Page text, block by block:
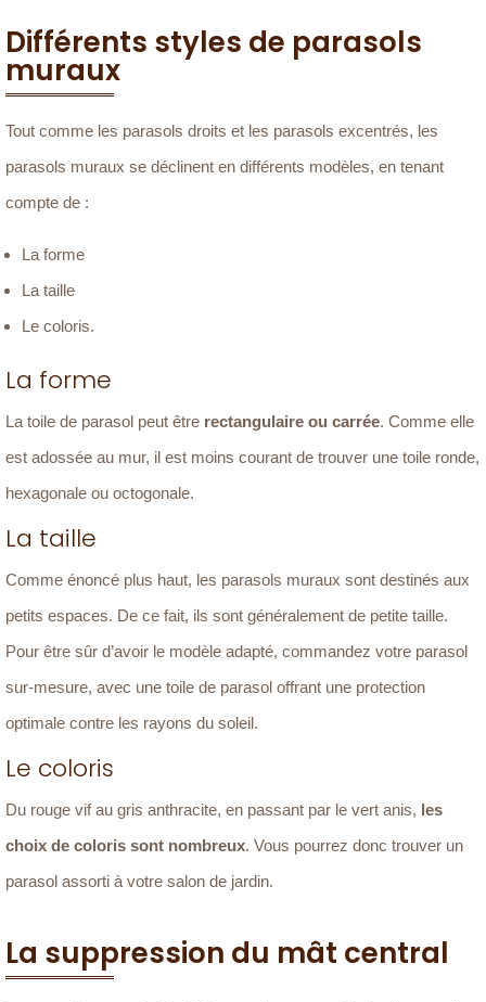
Différents styles de parasols
muraux
Tout comme les parasols droits et les parasols excentrés, les
parasols muraux se déclinent en différents modèles, en tenant
compte de :
La forme
La taille
Le coloris.
La forme
La toile de parasol peut être rectangulaire ou carrée. Comme elle
est adossée au mur, il est moins courant de trouver une toile ronde,
hexagonale ou octogonale.
La taille
Comme énoncé plus haut, les parasols muraux sont destinés aux
petits espaces. De ce fait, ils sont généralement de petite taille.
Pour être sûr d’avoir le modèle adapté, commandez votre parasol
sur-mesure, avec une toile de parasol offrant une protection
optimale contre les rayons du soleil.
Le coloris
Du rouge vif au gris anthracite, en passant par le vert anis, les
choix de coloris sont nombreux. Vous pourrez donc trouver un
parasol assorti à votre salon de jardin.
La suppression du mât central